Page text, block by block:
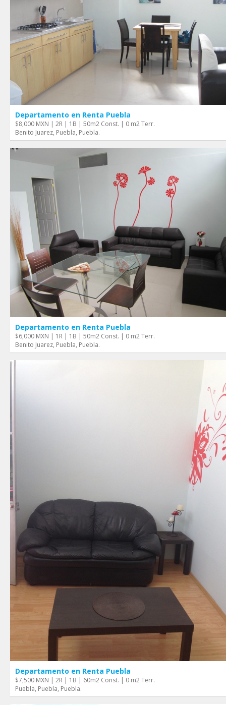
Departamento en Renta Puebla
$8,000 MXN | 2R | 1B | 50m2 Const. | 0 m2 Terr.
Benito Juarez, Puebla, Puebla.
Departamento en Renta Puebla
$6,000 MXN | 1R | 1B | 50m2 Const. | 0 m2 Terr.
Benito Juarez, Puebla, Puebla.
Departamento en Renta Puebla
$7,500 MXN | 2R | 1B | 60m2 Const. | 0 m2 Terr.
Puebla, Puebla, Puebla.